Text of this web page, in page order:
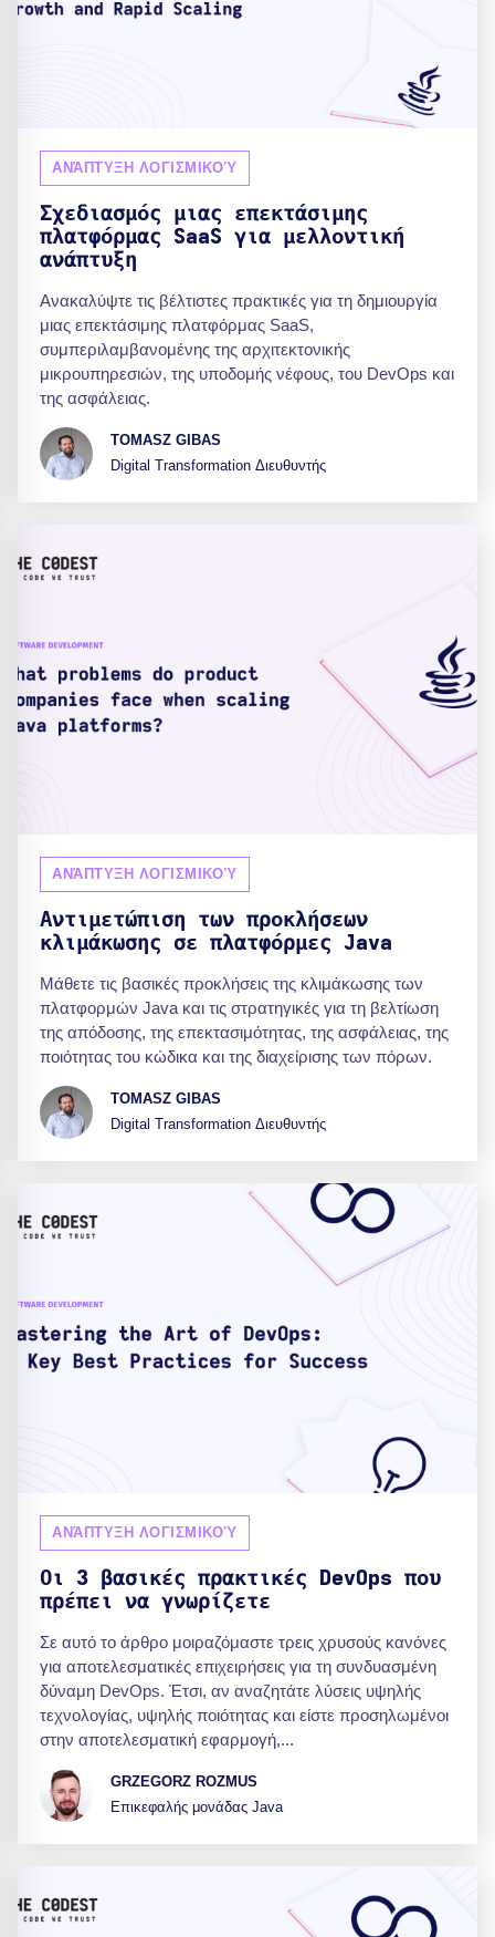
ΑΝΆΠΤΥΞΗ ΛΟΓΙΣΜΙΚΟΎ
Σχεδιασμός μιας επεκτάσιμης
πλατφόρμας SaaS για μελλοντική
ανάπτυξη
Ανακαλύψτε τις βέλτιστες πρακτικές για τη δημιουργία
μιας επεκτάσιμης πλατφόρμας SaaS,
συμπεριλαμβανομένης της αρχιτεκτονικής
μικρουπηρεσιών, της υποδομής νέφους, του DevOps και
της ασφάλειας.
TOMASZ GIBAS
Digital Transformation Διευθυντής
ΑΝΆΠΤΥΞΗ ΛΟΓΙΣΜΙΚΟΎ
Αντιμετώπιση των προκλήσεων
κλιμάκωσης σε πλατφόρμες Java
Μάθετε τις βασικές προκλήσεις της κλιμάκωσης των
πλατφορμών Java και τις στρατηγικές για τη βελτίωση
της απόδοσης, της επεκτασιμότητας, της ασφάλειας, της
ποιότητας του κώδικα και της διαχείρισης των πόρων.
TOMASZ GIBAS
Digital Transformation Διευθυντής
ΑΝΆΠΤΥΞΗ ΛΟΓΙΣΜΙΚΟΎ
Οι 3 βασικές πρακτικές DevOps που
πρέπει να γνωρίζετε
Σε αυτό το άρθρο μοιραζόμαστε τρεις χρυσούς κανόνες
για αποτελεσματικές επιχειρήσεις για τη συνδυασμένη
δύναμη DevOps. Έτσι, αν αναζητάτε λύσεις υψηλής
τεχνολογίας, υψηλής ποιότητας και είστε προσηλωμένοι
στην αποτελεσματική εφαρμογή,...
GRZEGORZ ROZMUS
Επικεφαλής μονάδας Java